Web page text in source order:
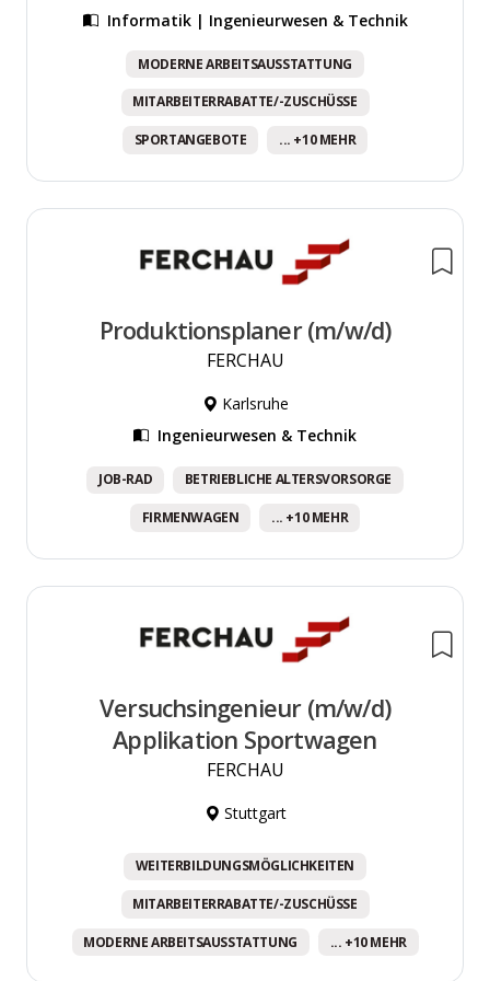
Informatik | Ingenieurwesen & Technik
MODERNE ARBEITSAUSSTATTUNG
MITARBEITERRABATTE/-ZUSCHÜSSE
SPORTANGEBOTE ... +10 MEHR
Produktionsplaner (m/w/d)
FERCHAU
Karlsruhe
Ingenieurwesen & Technik
JOB-RAD BETRIEBLICHE ALTERSVORSORGE
FIRMENWAGEN ... +10 MEHR
Versuchsingenieur (m/w/d)
Applikation Sportwagen
FERCHAU
Stuttgart
WEITERBILDUNGSMÖGLICHKEITEN
MITARBEITERRABATTE/-ZUSCHÜSSE
MODERNE ARBEITSAUSSTATTUNG ... +10 MEHR